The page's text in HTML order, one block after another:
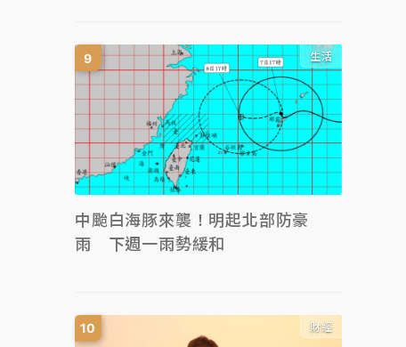
生活
中颱白海豚來襲！明起北部防豪
雨 下週一雨勢緩和
財經